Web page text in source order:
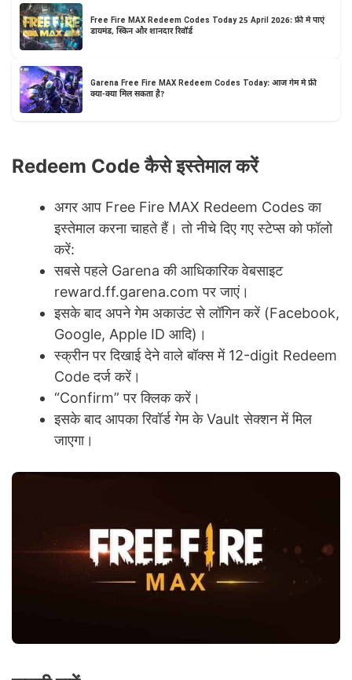
Free Fire MAX Redeem Codes Today 25 April 2026: फ्री में पाएं
डायमंड, स्किन और शानदार रिवॉर्ड
Garena Free Fire MAX Redeem Codes Today: आज गेम में फ्री
क्या-क्या मिल सकता है?
Redeem Code कैसे इस्तेमाल करें
अगर आप Free Fire MAX Redeem Codes का
इस्तेमाल करना चाहते हैं। तो नीचे दिए गए स्टेप्स को फॉलो
करें:
सबसे पहले Garena की आधिकारिक वेबसाइट
reward.ff.garena.com पर जाएं।
इसके बाद अपने गेम अकाउंट से लॉगिन करें (Facebook,
Google, Apple ID आदि)।
स्क्रीन पर दिखाई देने वाले बॉक्स में 12-digit Redeem
Code दर्ज करें।
“Confirm” पर क्लिक करें।
इसके बाद आपका रिवॉर्ड गेम के Vault सेक्शन में मिल
जाएगा।